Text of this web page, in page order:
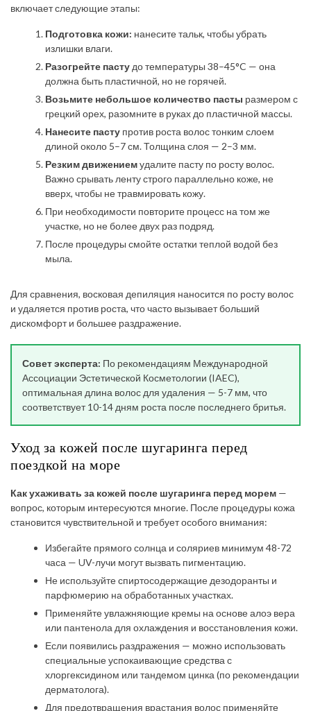
включает следующие этапы:
Подготовка кожи: нанесите тальк, чтобы убрать
излишки влаги.
Разогрейте пасту до температуры 38–45°C — она
должна быть пластичной, но не горячей.
Возьмите небольшое количество пасты размером с
грецкий орех, разомните в руках до пластичной массы.
Нанесите пасту против роста волос тонким слоем
длиной около 5–7 см. Толщина слоя — 2–3 мм.
Резким движениемудалите пасту по росту волос.
Важно срывать ленту строго параллельно коже, не
вверх, чтобы не травмировать кожу.
При необходимости повторите процесс на том же
участке, но не более двух раз подряд.
После процедуры смойте остатки теплой водой без
мыла.
Для сравнения, восковая депиляция наносится по росту волос
и удаляется против роста, что часто вызывает больший
дискомфорт и большее раздражение.
Совет эксперта: По рекомендациям Международной
Ассоциации Эстетической Косметологии (IAEC),
оптимальная длина волос для удаления — 5-7 мм, что
соответствует 10-14 дням роста после последнего бритья.
Уход за кожей после шугаринга перед
поездкой на море
Как ухаживать за кожей после шугаринга перед морем —
вопрос, которым интересуются многие. После процедуры кожа
становится чувствительной и требует особого внимания:
Избегайте прямого солнца и соляриев минимум 48-72
часа — UV-лучи могут вызвать пигментацию.
Не используйте спиртосодержащие дезодоранты и
парфюмерию на обработанных участках.
Применяйте увлажняющие кремы на основе алоэ вера
или пантенола для охлаждения и восстановления кожи.
Если появились раздражения — можно использовать
специальные успокаивающие средства с
хлоргексидином или тандемом цинка (по рекомендации
дерматолога).
Для предотвращения врастания волос применяйте